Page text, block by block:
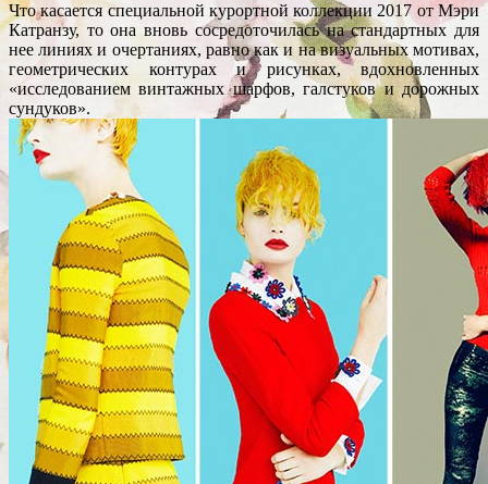
Что касается специальной курортной коллекции 2017 от Мэри
Катранзу, то она вновь сосредоточилась на стандартных для
нее линиях и очертаниях, равно как и на визуальных мотивах,
геометрических контурах и рисунках, вдохновленных
«исследованием винтажных шарфов, галстуков и дорожных
сундуков».